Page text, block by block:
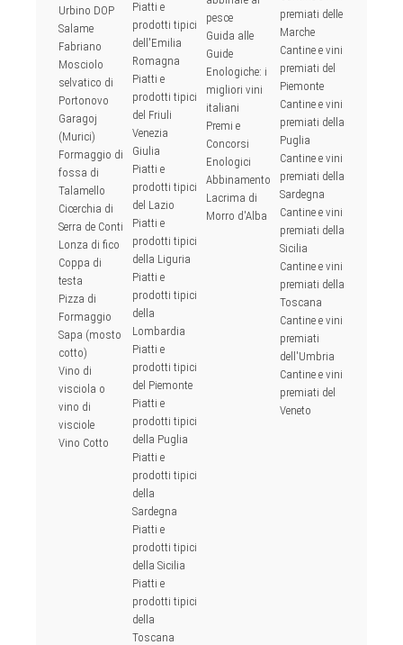
Urbino DOP
Salame
Fabriano
Mosciolo
selvatico di
Portonovo
Garagoj
(Murici)
Formaggio di
fossa di
Talamello
Cicerchia di
Serra de Conti
Lonza di fico
Coppa di
testa
Pizza di
Formaggio
Sapa (mosto
cotto)
Vino di
visciola o
vino di
visciole
Vino Cotto
Piatti e
prodotti tipici
dell'Emilia
Romagna
Piatti e
prodotti tipici
del Friuli
Venezia
Giulia
Piatti e
prodotti tipici
del Lazio
Piatti e
prodotti tipici
della Liguria
Piatti e
prodotti tipici
della
Lombardia
Piatti e
prodotti tipici
del Piemonte
Piatti e
prodotti tipici
della Puglia
Piatti e
prodotti tipici
della
Sardegna
Piatti e
prodotti tipici
della Sicilia
Piatti e
prodotti tipici
della
Toscana
pesce
Guida alle
Guide
Enologiche: i
migliori vini
italiani
Premi e
Concorsi
Enologici
Abbinamento
Lacrima di
Morro d'Alba
premiati delle
Marche
Cantine e vini
premiati del
Piemonte
Cantine e vini
premiati della
Puglia
Cantine e vini
premiati della
Sardegna
Cantine e vini
premiati della
Sicilia
Cantine e vini
premiati della
Toscana
Cantine e vini
premiati
dell'Umbria
Cantine e vini
premiati del
Veneto